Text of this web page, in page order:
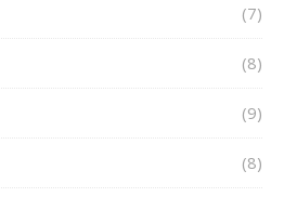
(7)
(8)
(9)
(8)